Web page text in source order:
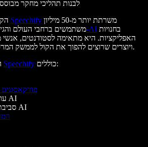
לבנות תהליכי מחקר
Speechify
משתמשים ברחבי העולםעוזרי ה-AI
האפליקציות. היא מתאימה לסטודנטים, אנשי
ויוצרים שרוצים להפוך את הקול לממשק המרכזי בעבודת הידע שלהם.
Speechify
כוללים:
פודקאסטים
עוזר פגישות מבוסס AI
סביבת עבודה מבוססת AI